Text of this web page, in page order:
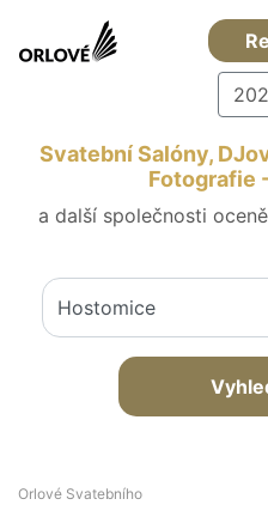
Svatební Salóny,
Fotografie
a další společnosti
Orlové Svatebního